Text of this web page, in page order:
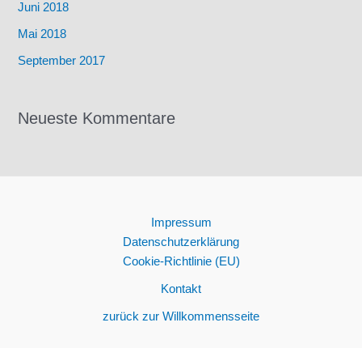
Juni 2018
Mai 2018
September 2017
Neueste Kommentare
Impressum
Datenschutzerklärung
Cookie-Richtlinie (EU)
Kontakt
zurück zur Willkommensseite